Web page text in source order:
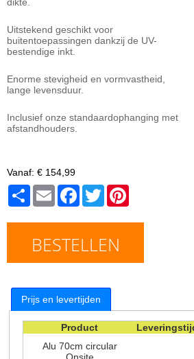
Uitstekend geschikt voor
buitentoepassingen dankzij de UV-
bestendige inkt.
Enorme stevigheid en vormvastheid,
lange levensduur.
Inclusief onze standaardophanging met
afstandhouders.
Vanaf: € 154,99
Share Email Facebook
Twitter
BESTELLEN
Prijs en levertijden
Product
Alu 70cm circular